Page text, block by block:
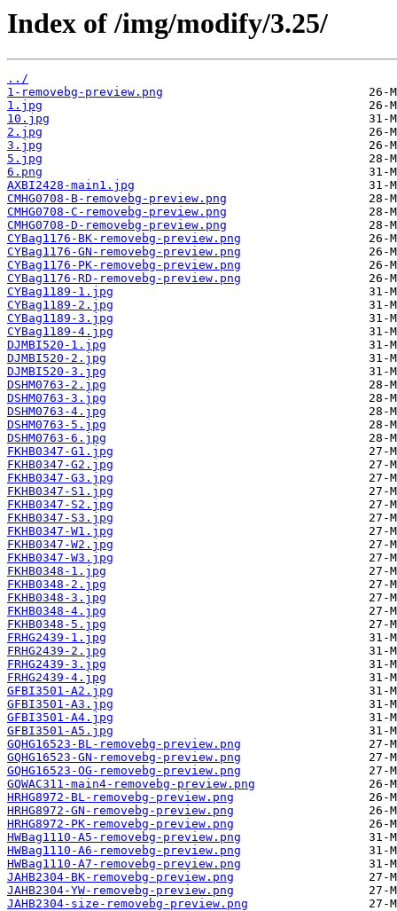
Index of /img/modify/3.25/
../
1-removebg-preview.png
1.jpg
10.jpg
2.jpg
3.jpg
5.jpg
6.png
AXBI2428-main1.jpg
CMHG0708-B-removebg-preview.png
CMHG0708-C-removebg-preview.png
CMHG0708-D-removebg-preview.png
CYBag1176-BK-removebg-preview.png
CYBag1176-GN-removebg-preview.png
CYBag1176-PK-removebg-preview.png
CYBag1176-RD-removebg-preview.png
CYBag1189-1.jpg
CYBag1189-2.jpg
CYBag1189-3.jpg
CYBag1189-4.jpg
DJMBI520-1.jpg
DJMBI520-2.jpg
DJMBI520-3.jpg
DSHM0763-2.jpg
DSHM0763-3.jpg
DSHM0763-4.jpg
DSHM0763-5.jpg
DSHM0763-6.jpg
FKHB0347-G1.jpg
FKHB0347-G2.jpg
FKHB0347-G3.jpg
FKHB0347-S1.jpg
FKHB0347-S2.jpg
FKHB0347-S3.jpg
FKHB0347-W1.jpg
FKHB0347-W2.jpg
FKHB0347-W3.jpg
FKHB0348-1.jpg
FKHB0348-2.jpg
FKHB0348-3.jpg
FKHB0348-4.jpg
FKHB0348-5.jpg
FRHG2439-1.jpg
FRHG2439-2.jpg
FRHG2439-3.jpg
FRHG2439-4.jpg
GFBI3501-A2.jpg
GFBI3501-A3.jpg
GFBI3501-A4.jpg
GFBI3501-A5.jpg
GQHG16523-BL-removebg-preview.png
GQHG16523-GN-removebg-preview.png
GQHG16523-OG-removebg-preview.png
GQWAC311-main4-removebg-preview.png
HRHG8972-BL-removebg-preview.png
HRHG8972-GN-removebg-preview.png
HRHG8972-PK-removebg-preview.png
HWBag1110-A5-removebg-preview.png
HWBag1110-A6-removebg-preview.png
HWBag1110-A7-removebg-preview.png
JAHB2304-BK-removebg-preview.png
JAHB2304-YW-removebg-preview.png
JAHB2304-size-removebg-preview.png